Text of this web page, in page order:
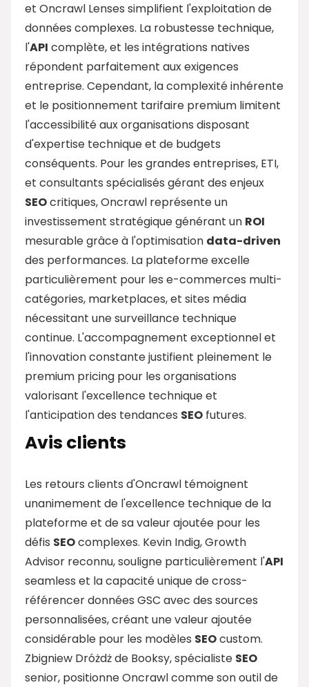
et Oncrawl Lenses simplifient l'exploitation de
données complexes. La robustesse technique,
l'API complète, et les intégrations natives
répondent parfaitement aux exigences
entreprise. Cependant, la complexité inhérente
et le positionnement tarifaire premium limitent
l'accessibilité aux organisations disposant
d'expertise technique et de budgets
conséquents. Pour les grandes entreprises, ETI,
et consultants spécialisés gérant des enjeux
SEOcritiques, Oncrawl représente un
investissement stratégique générant un ROI
mesurable grâce à l'optimisation data-driven
des performances. La plateforme excelle
particulièrement pour les e-commerces multi-
catégories, marketplaces, et sites média
nécessitant une surveillance technique
continue. L'accompagnement exceptionnel et
l'innovation constante justifient pleinement le
premium pricing pour les organisations
valorisant l'excellence technique et
l'anticipation des tendances SEO futures.
Avis clients
Les retours clients d'Oncrawl témoignent
unanimement de l'excellence technique de la
plateforme et de sa valeur ajoutée pour les
défis SEOcomplexes. Kevin Indig, Growth
Advisor reconnu, souligne particulièrement l'API
seamless et la capacité unique de cross-
référencer données GSC avec des sources
personnalisées, créant une valeur ajoutée
considérable pour les modèles SEOcustom.
Zbigniew Dróżdż de Booksy, spécialiste SEO
senior, positionne Oncrawl comme son outil de